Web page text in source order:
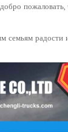
семьям радости